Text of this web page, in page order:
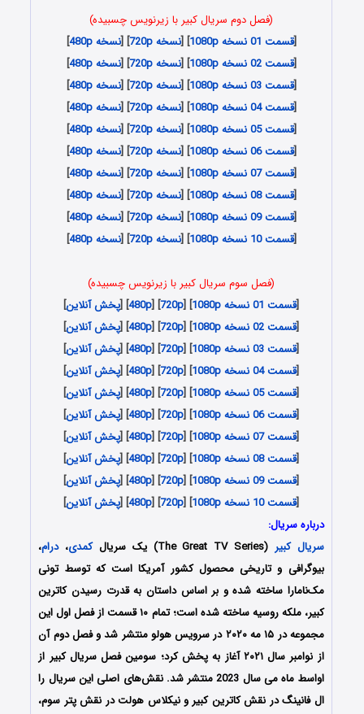
(فصل دوم سریال کبیر با زیرنویس چسبیده)
[قسمت 01 نسخه 1080p ] [نسخه 720p ] [نسخه 480p
]
[قسمت 02 نسخه 1080p ] [نسخه 720p ] [نسخه 480p
]
[قسمت 03 نسخه 1080p ] [نسخه 720p ] [نسخه 480p
]
[قسمت 04 نسخه 1080p ] [نسخه 720p ] [نسخه 480p
]
[قسمت 05 نسخه 1080p ] [نسخه 720p ] [نسخه 480p
]
[قسمت 06 نسخه 1080p ] [نسخه 720p ] [نسخه 480p
]
[قسمت 07 نسخه 1080p ] [نسخه 720p ] [نسخه 480p
]
[قسمت 08 نسخه 1080p ] [نسخه 720p ] [نسخه 480p
]
[قسمت 09 نسخه 1080p ] [نسخه 720p ] [نسخه 480p
]
[قسمت 10 نسخه 1080p ] [نسخه 720p ] [نسخه 480p ]
(فصل سوم سریال کبیر با زیرنویس چسبیده)
[قسمت 01 نسخه 1080p ] [
720p
] [
480p
] [پخش آنلاین]
[قسمت 02 نسخه 1080p ] [
720p
] [
480p
] [پخش آنلاین]
[قسمت 03 نسخه 1080p ] [
720p
] [
480p
] [پخش آنلاین]
[قسمت 04 نسخه 1080p ] [
720p
] [
480p
] [پخش آنلاین]
[قسمت 05 نسخه 1080p ] [
720p
] [
480p
] [پخش آنلاین]
[قسمت 06 نسخه 1080p ] [
720p
] [
480p
] [پخش آنلاین]
[قسمت 07 نسخه 1080p ] [
720p
] [
480p
] [پخش آنلاین]
[قسمت 08 نسخه 1080p ] [
720p
] [
480p
] [پخش آنلاین]
[قسمت 09 نسخه 1080p ] [
720p
] [
480p
] [پخش آنلاین]
[قسمت 10 نسخه 1080p ] [
720p
] [
480p
] [پخش آنلاین]
درباره سریال:
سریال کبیر (The Great TV Series) یک سریال کمدی،درام،
بیوگرافی و تاریخی محصول کشور آمریکا است که توسط تونی
مک‌نامارا ساخته شده و بر اساس داستان به قدرت رسیدن کاترین
کبیر، ملکه روسیه ساخته شده ‌است؛ تمام ۱۰ قسمت از فصل اول این
مجموعه در ۱۵ مه ۲۰۲۰ در سرویس هولو منتشر شد و فصل دوم آن
از نوامبر سال ۲۰۲۱ آغاز به پخش کرد؛ سومین فصل سریال کبیر از
اواسط ماه می سال 2023 منتشر شد. نقش‌های اصلی این سریال را
ال فانینگ در نقش کاترین کبیر و نیکلاس هولت در نقش پتر سوم،